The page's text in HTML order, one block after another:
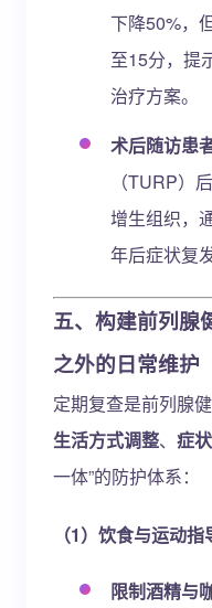
下降50%，
至15分，提
治疗方案。
术后随访患
（TURP）
增生组织，
年后症状复发
五、构建前列腺
之外的日常维护
定期复查是前列腺
生活方式调整、 症
一体”的防护体系：
（1）饮食与运动指
限制酒精与